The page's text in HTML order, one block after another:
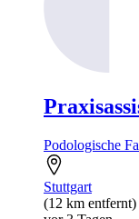
Podologische
Stuttgart
(12 km entfernt)